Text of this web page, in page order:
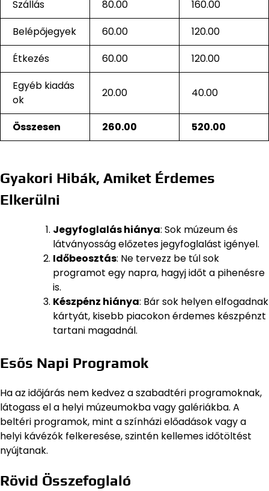
Szállás
80.00
160.00
Belépőjegyek
60.00
120.00
Étkezés
60.00
120.00
Egyéb kiadás
ok
20.00 40.00
Összesen 260.00 520.00
Gyakori Hibák, Amiket Érdemes
Elkerülni
Jegyfoglalás hiánya: Sok múzeum és
látványosság előzetes jegyfoglalást igényel.
Időbeosztás: Ne tervezz be túl sok
programot egy napra, hagyj időt a pihenésre
is.
Készpénz hiánya: Bár sok helyen elfogadnak
kártyát, kisebb piacokon érdemes készpénzt
tartani magadnál.
Esős Napi Programok
Ha az időjárás nem kedvez a szabadtéri programoknak,
látogass el a helyi múzeumokba vagy galériákba. A
beltéri programok, mint a színházi előadások vagy a
helyi kávézók felkeresése, szintén kellemes időtöltést
nyújtanak.
Rövid Összefoglaló